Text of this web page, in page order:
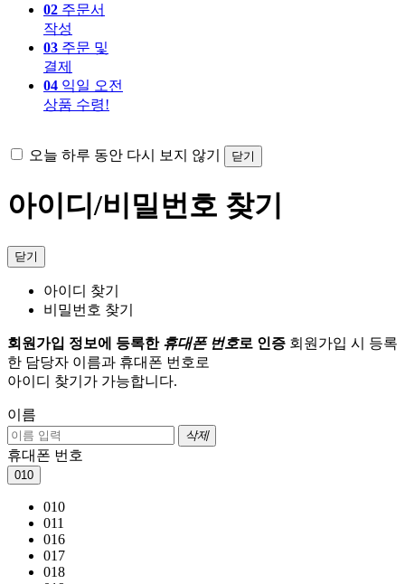
02 주문서
작성
03 주문 및
결제
04 익일 오전
상품 수령!
오늘 하루 동안 다시 보지 않기 닫기
아이디/비밀번호 찾기
닫기
아이디 찾기
비밀번호 찾기
회원가입 정보에 등록한 휴대폰 번호로 인증 회원가입 시 등록
한 담당자 이름과 휴대폰 번호로
아이디 찾기가 가능합니다.
이름
삭제
휴대폰 번호
010
010
011
016
017
018